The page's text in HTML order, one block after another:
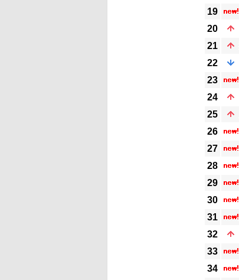
19
20
21
22
23
24
25
26
27
28
29
30
31
32
33
34